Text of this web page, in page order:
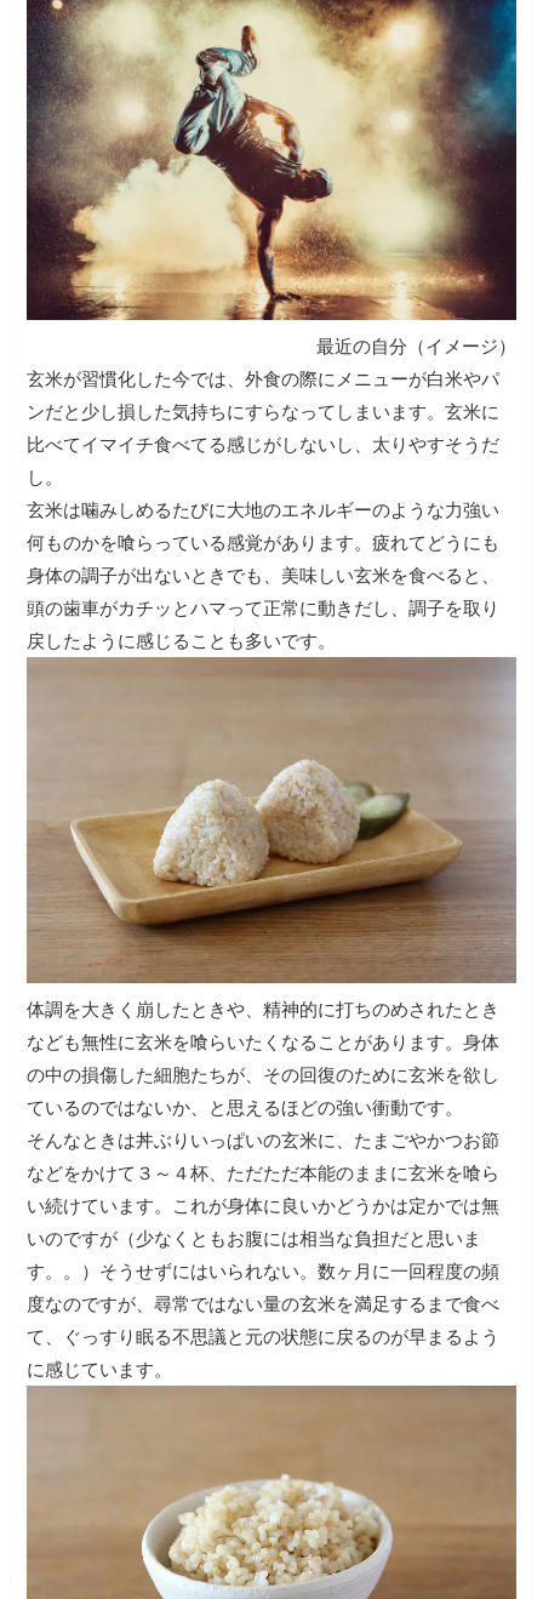
最近の自分（イメージ）
玄米が習慣化した今では、外食の際にメニューが白米やパ
ンだと少し損した気持ちにすらなってしまいます。玄米に
比べてイマイチ食べてる感じがしないし、太りやすそうだ
し。
玄米は噛みしめるたびに大地のエネルギーのような力強い
何ものかを喰らっている感覚があります。疲れてどうにも
身体の調子が出ないときでも、美味しい玄米を食べると、
頭の歯車がカチッとハマって正常に動きだし、調子を取り
戻したように感じることも多いです。
体調を大きく崩したときや、精神的に打ちのめされたとき
なども無性に玄米を喰らいたくなることがあります。身体
の中の損傷した細胞たちが、その回復のために玄米を欲し
ているのではないか、と思えるほどの強い衝動です。
そんなときは丼ぶりいっぱいの玄米に、たまごやかつお節
などをかけて３～４杯、ただただ本能のままに玄米を喰ら
い続けています。これが身体に良いかどうかは定かでは無
いのですが（少なくともお腹には相当な負担だと思いま
す。。）そうせずにはいられない。数ヶ月に一回程度の頻
度なのですが、尋常ではない量の玄米を満足するまで食べ
て、ぐっすり眠る不思議と元の状態に戻るのが早まるよう
に感じています。